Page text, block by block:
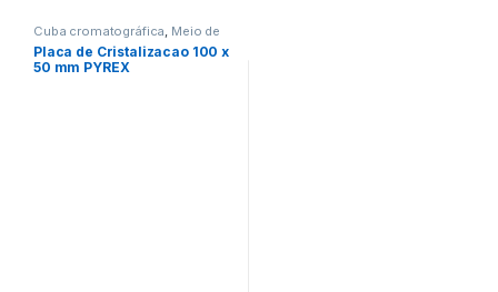
Cuba cromatográfica Meio de
Microbiologia
Petri
Placa de Cristalizacao 100 x
50 mm PYREX